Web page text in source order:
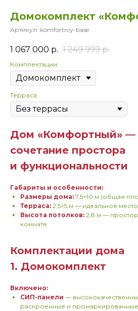
Домокомплект
Артикул: komfortniy-base
1 067 000 р. 1 249 999 р.
Комплектации
Терраса
Дом «Комфортный» —
сочетание простора
и функциональности
Габариты и особенности:
Размеры дома: 7,5×10 м (общая
Терраса: 2,5×5 м — идеальное
Высота потолков: 2,8 м —
комнате.
Комплектации дома
1. Домокомплект
Включено:
СИП-панели —
раскроенные и